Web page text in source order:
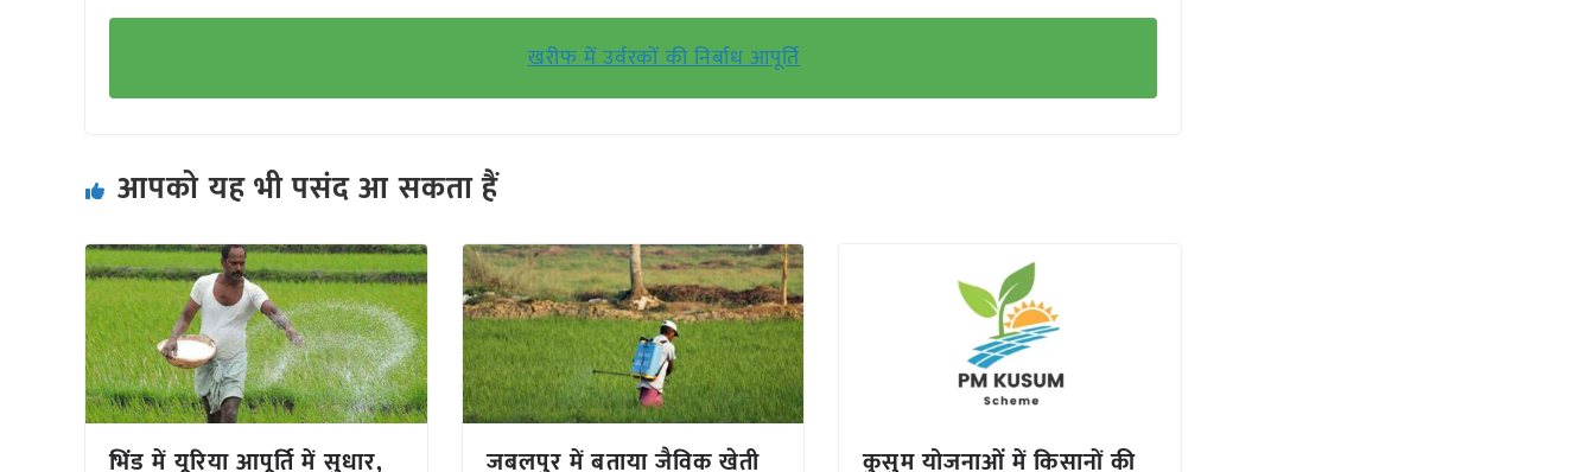
खरीफ में उर्वरकों की निर्बाध आपूर्ति
आपको यह भी पसंद आ सकता हैं
भिंड में यूरिया आपूर्ति में सुधार, जबलपुर में बताया जैविक खेती कुसुम योजनाओं में किसानों की